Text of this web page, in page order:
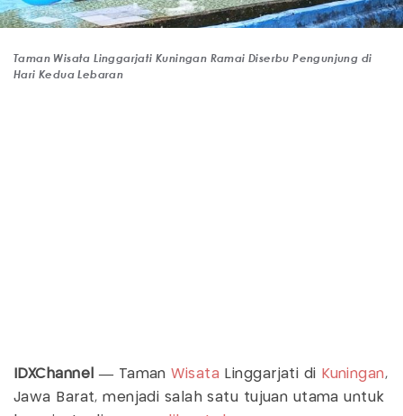
Taman Wisata Linggarjati Kuningan Ramai Diserbu Pengunjung di
Hari Kedua Lebaran
IDXChannel — TamanWisata Linggarjati di Kuningan ,
Jawa Barat, menjadi salah satu tujuan utama untuk